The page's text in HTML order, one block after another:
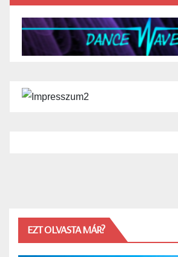
EZT OLVASTA MÁR?